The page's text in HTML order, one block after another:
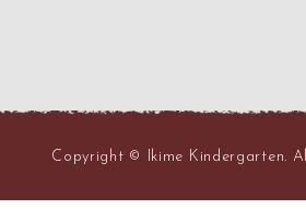
Copyright © Ikime Kindergarten.